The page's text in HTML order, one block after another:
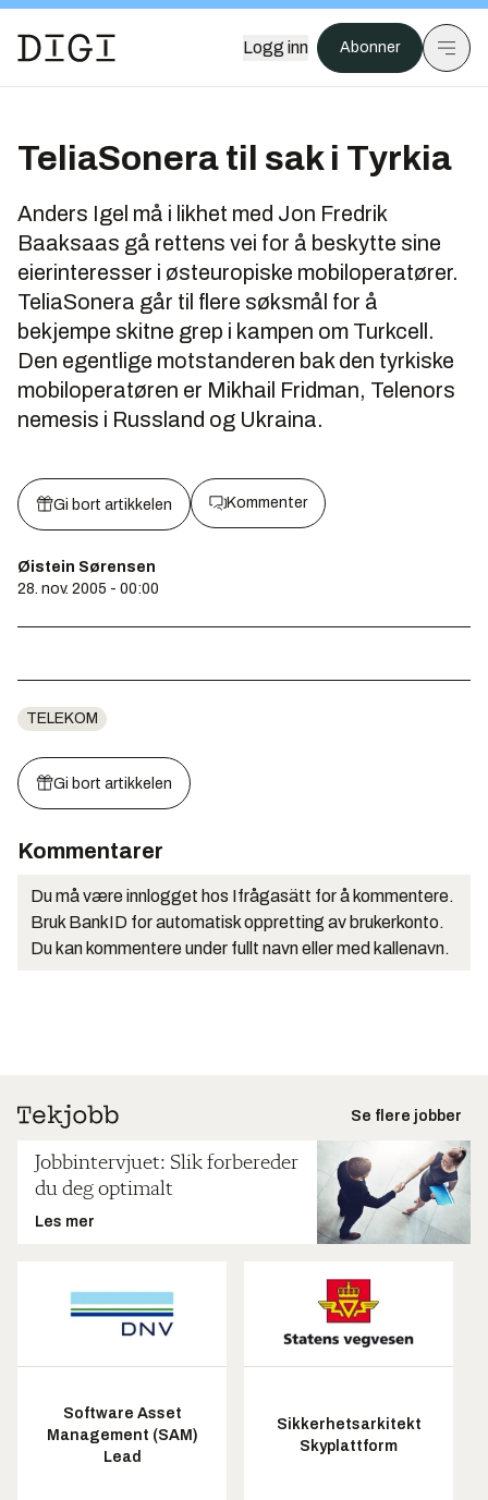
Logg inn Abonner
TeliaSonera til sak i Tyrkia
Anders Igel må i likhet med Jon Fredrik
Baaksaas gå rettens vei for å beskytte sine
eierinteresser i østeuropiske mobiloperatører.
TeliaSonera går til flere søksmål for å
bekjempe skitne grep i kampen om Turkcell.
Den egentlige motstanderen bak den tyrkiske
mobiloperatøren er Mikhail Fridman, Telenors
nemesis i Russland og Ukraina.
Gi bort artikkelen Kommenter
Øistein Sørensen
28. nov. 2005 - 00:00
TELEKOM
Gi bort artikkelen
Kommentarer
Du må være innlogget hos Ifrågasätt for å kommentere.
Bruk BankID for automatisk oppretting av brukerkonto.
Du kan kommentere under fullt navn eller med kallenavn.
Se flere jobber
Jobbintervjuet: Slik forbereder
du deg optimalt
Les mer
Software Asset
Management (SAM)
Lead
Sikkerhetsarkitekt
Skyplattform